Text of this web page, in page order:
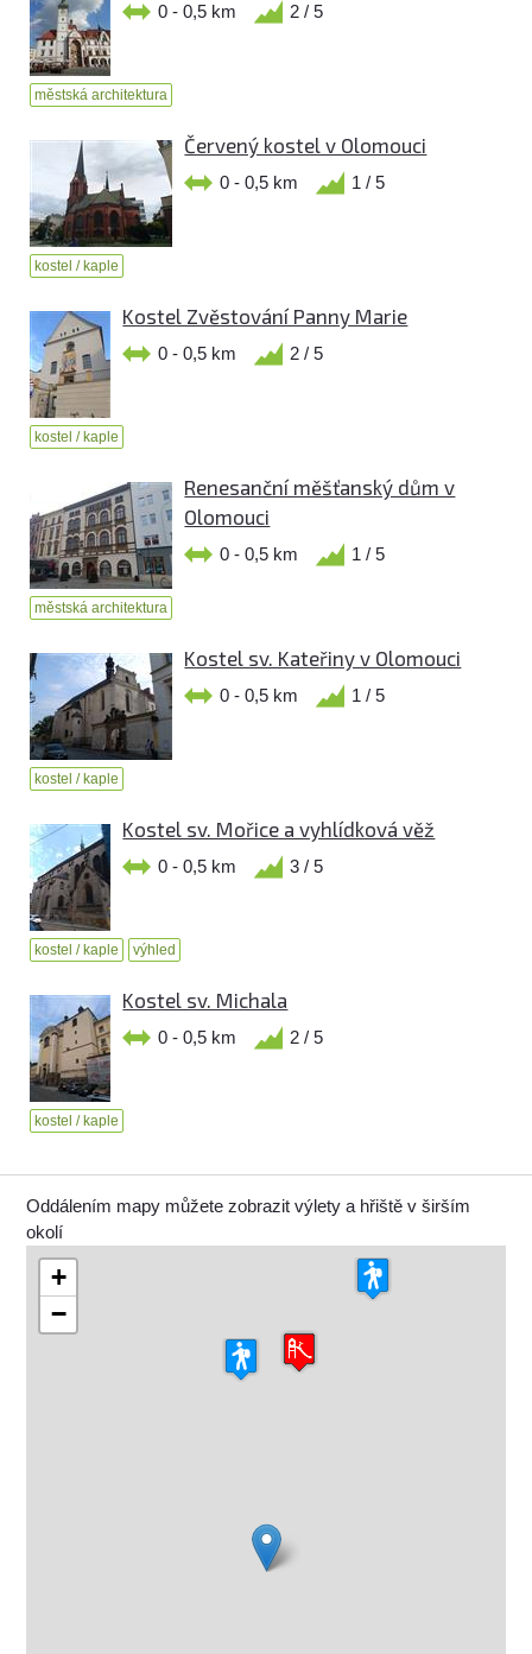
0 - 0,5 km 2 / 5
městská architektura
Červený kostel v Olomouci
0 - 0,5 km 1 / 5
kostel / kaple
Kostel Zvěstování Panny Marie
0 - 0,5 km 2 / 5
kostel / kaple
Renesanční měšťanský dům v
Olomouci
0 - 0,5 km 1 / 5
městská architektura
Kostel sv. Kateřiny v Olomouci
0 - 0,5 km 1 / 5
kostel / kaple
Kostel sv. Mořice a vyhlídková věž
0 - 0,5 km 3 / 5
kostel / kaple výhled
Kostel sv. Michala
0 - 0,5 km 2 / 5
kostel / kaple
Oddálením mapy můžete zobrazit výlety a hřiště v širším
okolí
+
−